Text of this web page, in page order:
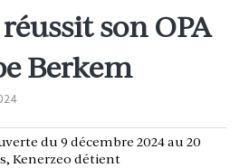
son OPA
Berkem
du 9 décembre 2024 au 20
Kenerzeo détient